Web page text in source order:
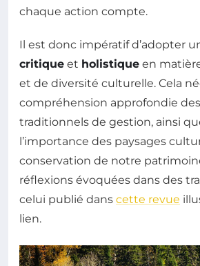
chaque action compte.
Il est donc impératif d’adopter
critique et holistique en
et de diversité culturelle. Cela
compréhension approfondie
traditionnels de gestion, ainsi
l’importance des paysages
conservation de notre
réflexions évoquées dans des
celui publié dans cette revue
lien.